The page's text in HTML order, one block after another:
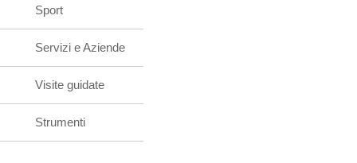
Sport
Servizi e Aziende
Visite guidate
Strumenti